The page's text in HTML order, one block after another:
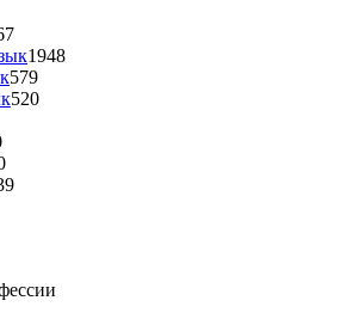
1948
579
520